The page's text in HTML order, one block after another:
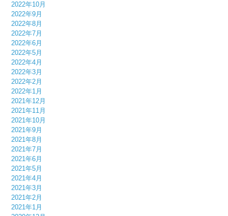
2022年10月
2022年9月
2022年8月
2022年7月
2022年6月
2022年5月
2022年4月
2022年3月
2022年2月
2022年1月
2021年12月
2021年11月
2021年10月
2021年9月
2021年8月
2021年7月
2021年6月
2021年5月
2021年4月
2021年3月
2021年2月
2021年1月